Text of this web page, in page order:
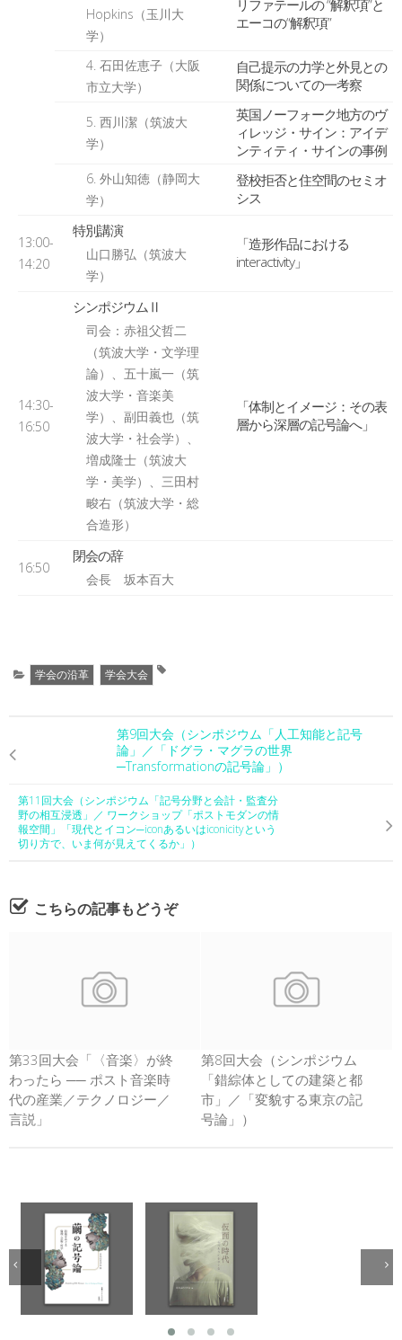
Hopkins（玉川大
学）
リファテールの “解釈項”と
エーコの“解釈項”
4. 石田佐恵子（大阪
市立大学）
自己提示の力学と外見との
関係についての一考察
5. 西川潔（筑波大
学）
英国ノーフォーク地方のヴ
ィレッジ・サイン：アイデ
ンティティ・サインの事例
6. 外山知徳（静岡大
学）
登校拒否と住空間のセミオ
シス
13:00-
14:20
特別講演
山口勝弘（筑波大
学）
「造形作品における
interactivity」
14:30-
16:50
シンポジウムⅡ
司会：赤祖父哲二
（筑波大学・文学理
論）、五十嵐一（筑
波大学・音楽美
学）、副田義也（筑
波大学・社会学）、
増成隆士（筑波大
学・美学）、三田村
畯右（筑波大学・総
合造形）
「体制とイメージ：その表
層から深層の記号論へ」
16:50
閉会の辞
会長 坂本百大
学会の沿革 学会大会
第9回大会（シンポジウム「人工知能と記号
論」／「ドグラ・マグラの世界
─Transformationの記号論」）
第11回大会（シンポジウム「記号分野と会計・監査分
野の相互浸透」／ ワークショップ「ポストモダンの情
報空間」「現代とイコン─iconあるいはiconicityという
切り方で、いま何が見えてくるか」）
こちらの記事もどうぞ
第33回大会「〈音楽〉が終
わったら ── ポスト音楽時
代の産業／テクノロジー／
言説」
第8回大会（シンポジウム
「錯綜体としての建築と都
市」／「変貌する東京の記
号論」）